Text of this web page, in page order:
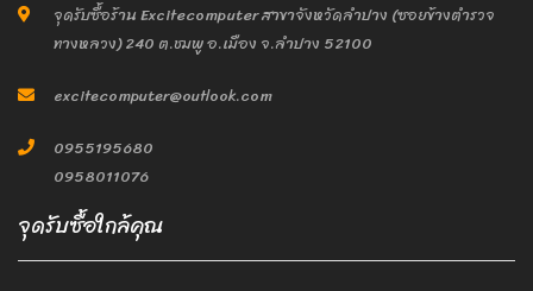
จุดรับซื้อร้าน Excitecomputer สาขาจังหวัดลำปาง (ซอยข้างตำรวจ
ทางหลวง) 240 ต.ชมพู อ.เมือง จ.ลำปาง 52100
excitecomputer@outlook.com
0955195680
0958011076
จุดรับซื้อใกล้คุณ